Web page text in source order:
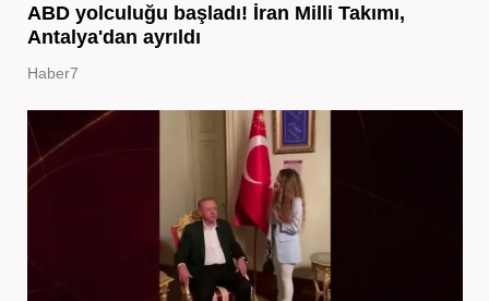
ABD yolculuğu başladı! İran Milli Takımı,
Antalya'dan ayrıldı
Haber7